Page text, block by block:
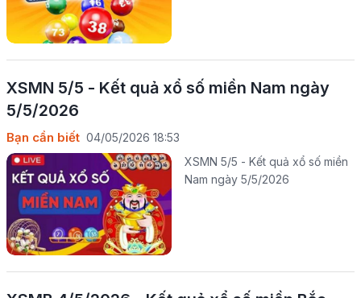
XSMN 5/5 - Kết quả xổ số miền Nam ngày
5/5/2026
Bạn cần biết 04/05/2026 18:53
XSMN 5/5 - Kết quả xổ số miền
Nam ngày 5/5/2026